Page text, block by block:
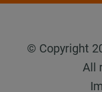
© Copyright
All